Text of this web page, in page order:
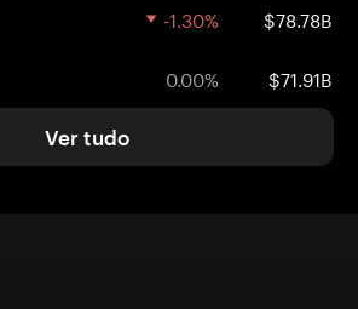
-1.30% $78.78B
0.00% $71.91B
Ver tudo